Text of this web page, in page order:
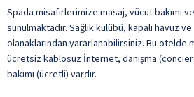
Spada misafirlerimize masaj, vücut bakımı
sunulmaktadır. Sağlık kulübü, kapalı havuz
olanaklarından yararlanabilirsiniz. Bu otelde
ücretsiz kablosuz İnternet, danışma
bakımı (ücretli) vardır.